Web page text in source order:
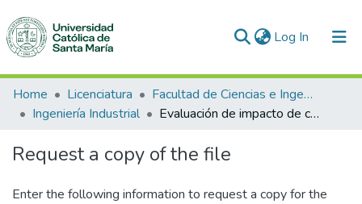
Log In (current)
Communities & Collections
All of DSpace
Statistics
Home Licenciatura
Facultad de Ciencias e Ingenierías Físicas y Formales
Ingeniería Industrial
Evaluación de impacto de crédito del fondo Agro Perú en el sector agropecuario de la región Arequipa
Request a copy of the file
Enter the following information to request a copy for the